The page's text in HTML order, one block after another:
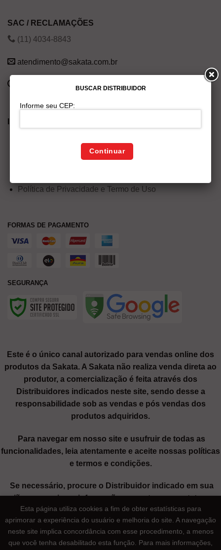
SAC / RECLAMAÇÕES
(11) 4034-8843
atendimento@sakata.com.br
Segunda a Sexta das 8h às 20h
Política de Privacidade e Termo de Uso
FORMAS DE PAGAMENTO
SEGURANÇA
Este é o único canal autorizado para vendas online dos
produtos da Sakata. A Sakata não realiza venda direta ao
produtor, a comercialização é feita através dos
Distribuidores indicados neste site, sendo desse a
responsabilidade sob as vendas e pós vendas dos
produtos adquiridos.
Para navegar em nosso site e usufruir de todas as
funcionalidades, leia atentamente e aceite nossas políticas
e termos e condições.
Se necessário, procure o Distribuidor indicado em sua
região para maiores informações ou entre em contato com
nosso SAC através dos canais de atendimento.
Sakata Seed Sudamerica Ltda | CNPJ: 62.196.167/0003-99 |
Esta página utiliza cookies a fim de obter estatísticas para
aprimorar a experiência do usuário e melhoria do site. A navegação
neste site implica concordância com esse procedimento, a menos
que você tenha desabilitado esta função. Para mais informações,
BUSCAR DISTRIBUIDOR
Informe seu CEP:
Continuar